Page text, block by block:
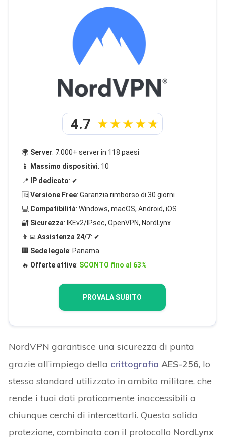
4.7
🌍 Server: 7.000+ server in 118 paesi
📱
Massimo dispositivi: 10
📍
IP dedicato: ✔
🆓Versione Free: Garanzia rimborso di 30 giorni
💻 Compatibilità: Windows, macOS, Android, iOS
🔐 Sicurezza: IKEv2/IPsec, OpenVPN, NordLynx
👨‍💻Assistenza 24/7: ✔
🏢 Sede legale: Panama
🔥 Offerte attive: SCONTO fino al 63%
PROVALA SUBITO
NordVPN garantisce una sicurezza di punta
grazie all’impiego della crittografia AES-256, lo
stesso standard utilizzato in ambito militare, che
rende i tuoi dati praticamente inaccessibili a
chiunque cerchi di intercettarli. Questa solida
protezione, combinata con il protocollo NordLynx